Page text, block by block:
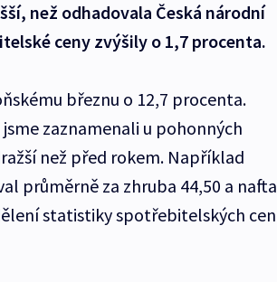
než odhadovala Česká národní
ceny zvýšily o 1,7 procenta.
březnu o 12,7 procenta.
zaznamenali u pohonných
než před rokem. Například
průměrně za zhruba 44,50 a nafta
statistiky spotřebitelských cen